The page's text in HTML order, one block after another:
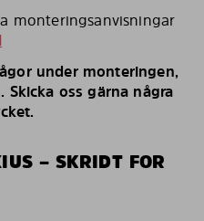
monteringsanvisningar
under monteringen,
oss gärna några
– SKRIDT FOR